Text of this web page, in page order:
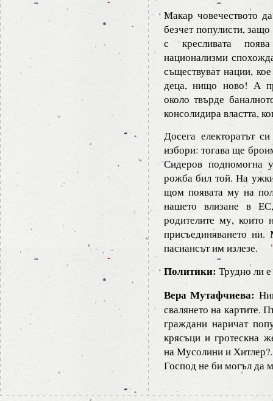
Макар човечеството
безчет популисти,
с кресливата
национализми
съществуват нации,
деца, нищо ново! А
около твърде
консолидира властта,
Досега електоратът
избори: тогава ще
Сидеров подпомогна
рожба бил той. На
щом появата му на
нашето влизане в
родителите му, които
присъединяването ни.
пасиансът им излезе.
Политики: Трудно ли е
Вера Мутафчиева:
свалянето на картите.
граждани наричат
крясъци и гротескна
на Мусолини и
Господ не би могъл да